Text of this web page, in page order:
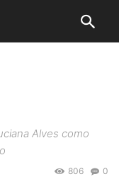
Alves como
0
806